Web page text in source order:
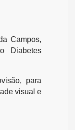
Campos,
Diabetes
para
visual e